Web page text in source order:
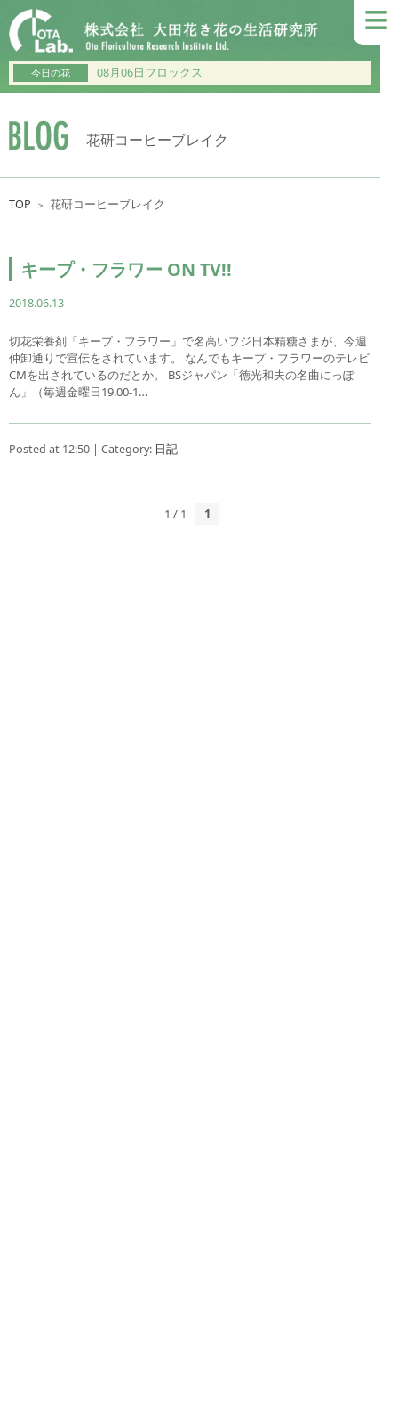
≡
今日の花 08月06日フロックス
花研コーヒーブレイク
TOP ＞ 花研コーヒーブレイク
キープ・フラワー ON TV!!
2018.06.13
切花栄養剤「キープ・フラワー」で名高いフジ日本精糖さまが、今週
仲卸通りで宣伝をされています。 なんでもキープ・フラワーのテレビ
CMを出されているのだとか。 BSジャパン「徳光和夫の名曲にっぽ
ん」（毎週金曜日19.00-1…
Posted at 12:50 | Category: 日記
1 / 1 1